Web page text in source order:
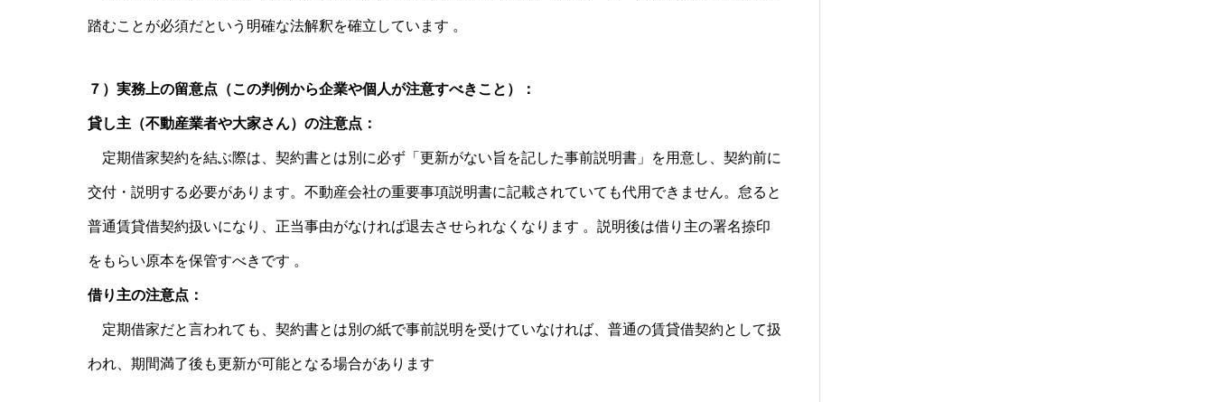
踏むことが必須だという明確な法解釈を確立しています 。
７）実務上の留意点（この判例から企業や個人が注意すべきこと）：
貸し主（不動産業者や大家さん）の注意点：
定期借家契約を結ぶ際は、契約書とは別に必ず「更新がない旨を記した事前説明書」を用意し、契約前に
交付・説明する必要があります。不動産会社の重要事項説明書に記載されていても代用できません。怠ると
普通賃貸借契約扱いになり、正当事由がなければ退去させられなくなります 。説明後は借り主の署名捺印
をもらい原本を保管すべきです 。
借り主の注意点：
定期借家だと言われても、契約書とは別の紙で事前説明を受けていなければ、普通の賃貸借契約として扱
われ、期間満了後も更新が可能となる場合があります